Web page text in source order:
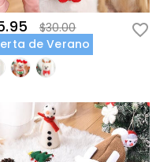
$30.00
de Verano